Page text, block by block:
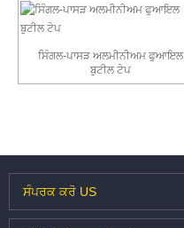
ਸਿੰਗਲ-ਪਾਸੜ ਅਲਮੀਨੀਅਮ ਫੁਆਇਲ
ਬੁਟੀਲ ਟੇਪ
ਸੰਪਰਕ ਕਰੋ US